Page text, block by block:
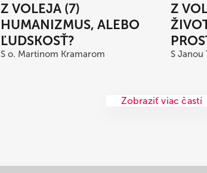
Z VOLEJA (7)
HUMANIZMUS, ALEBO
ĽUDSKOSŤ?
S o. Martinom Kramarom
Z
S Janou
Zobraziť viac častí